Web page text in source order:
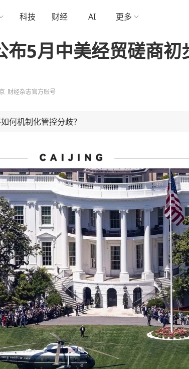
科技 财经 AI 更多
布5月中美经贸磋商初
财经杂志官方账号
何机制化管控分歧？